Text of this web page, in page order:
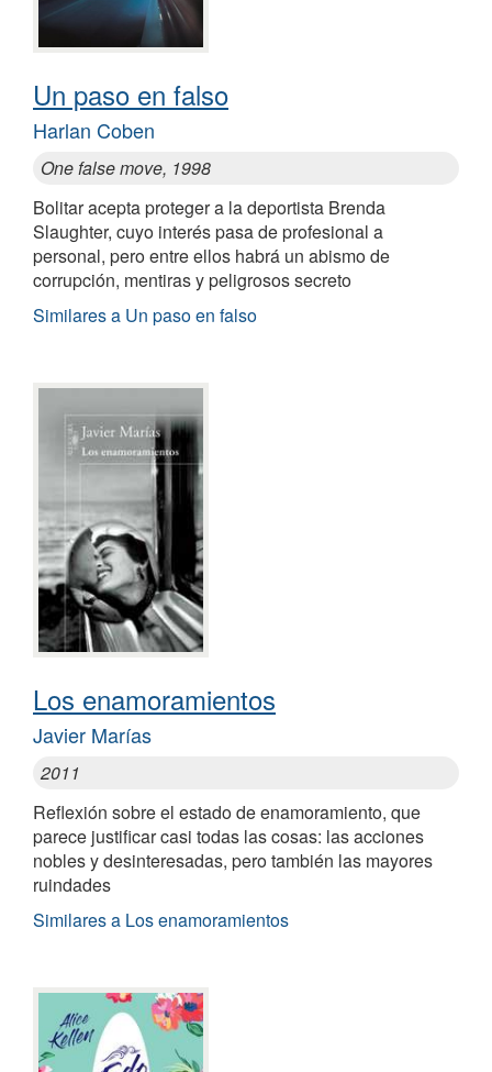
Un paso en falso
Harlan Coben
One false move, 1998
Bolitar acepta proteger a la deportista Brenda
Slaughter, cuyo interés pasa de profesional a
personal, pero entre ellos habrá un abismo de
corrupción, mentiras y peligrosos secreto
Similares a Un paso en falso
Los enamoramientos
Javier Marías
2011
Reflexión sobre el estado de enamoramiento, que
parece justificar casi todas las cosas: las acciones
nobles y desinteresadas, pero también las mayores
ruindades
Similares a Los enamoramientos